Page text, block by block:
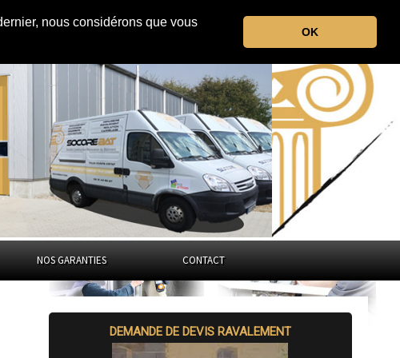
nous considérons que vous
OK
le Bas-Rhin
NOS GARANTIES CONTACT
DEMANDE DE DEVIS RAVALEMENT